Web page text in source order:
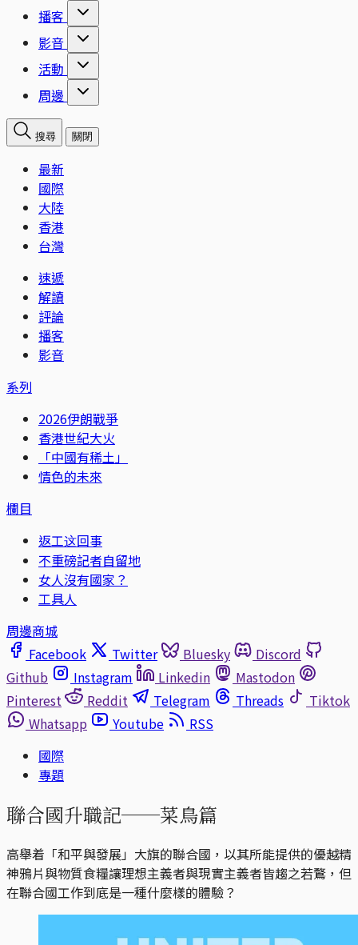
播客
影音
活動
周邊
搜尋 關閉
最新
國際
大陸
香港
台灣
速遞
解讀
評論
播客
影音
系列
2026伊朗戰爭
香港世紀大火
「中國有稀土」
情色的未來
欄目
返工这回事
不重磅記者自留地
女人沒有國家？
工具人
周邊商城
Facebook
Twitter Bluesky
Discord
Github
Instagram Linkedin
Mastodon
Pinterest
Reddit Telegram Threads
Tiktok
Whatsapp
Youtube
RSS
國際
專題
聯合國升職記──菜鳥篇
高舉着「和平與發展」大旗的聯合國，以其所能提供的優越精
神鴉片與物質食糧讓理想主義者與現實主義者皆趨之若鶩，但
在聯合國工作到底是一種什麼樣的體驗？